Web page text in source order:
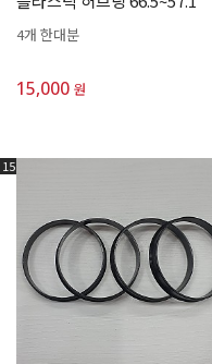
4개 한대분
15,000 원
15